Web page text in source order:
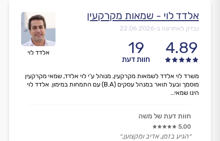
אלדד לוי
אלדד לוי - שמאות מקרקעין
נבדק לאחרונה ב-22.06.2026
4.89
19
חוות דעת
משרד לוי אלדד לשמאות מקרקעין, מנוהל ע'י לוי אלדד, שמאי מקרקעין
מוסמך ובעל תואר במנהל עסקים (B.Aׂ) עם התמחות במימון. אלדד לוי
הינו שמאי...
חוות דעת של משה
5.00
״הגיע בזמן, אדיב ומקצוען.״